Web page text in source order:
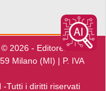
© 2026 - Editore:Edra
Milano (MI) | P. IVA
-Tutti i diritti riservati